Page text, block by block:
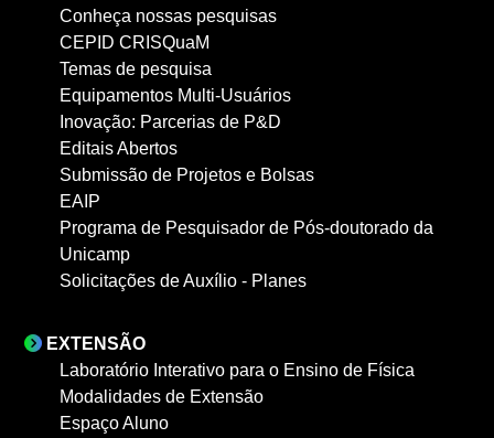
Conheça nossas pesquisas
CEPID CRISQuaM
Temas de pesquisa
Equipamentos Multi-Usuários
Inovação: Parcerias de P&D
Editais Abertos
Submissão de Projetos e Bolsas
EAIP
Programa de Pesquisador de Pós-doutorado da
Unicamp
Solicitações de Auxílio - Planes
EXTENSÃO
Laboratório Interativo para o Ensino de Física
Modalidades de Extensão
Espaço Aluno